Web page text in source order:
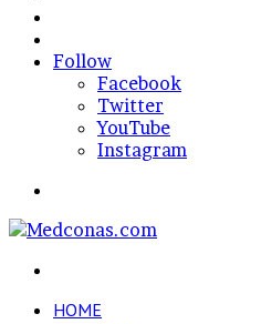
In
Follow
Facebook
Twitter
YouTube
Instagram
HOME